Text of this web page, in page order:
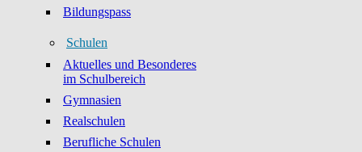
Bildungspass
Schulen
Aktuelles und Besonderes
im Schulbereich
Gymnasien
Realschulen
Berufliche Schulen